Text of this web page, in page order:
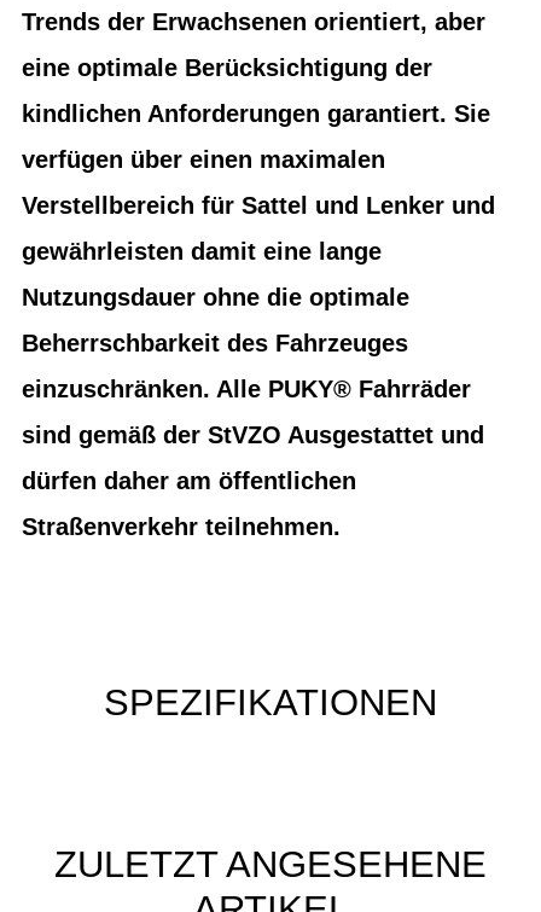
Trends der Erwachsenen orientiert, aber
eine optimale Berücksichtigung der
kindlichen Anforderungen garantiert. Sie
verfügen über einen maximalen
Verstellbereich für Sattel und Lenker und
gewährleisten damit eine lange
Nutzungsdauer ohne die optimale
Beherrschbarkeit des Fahrzeuges
einzuschränken. Alle PUKY® Fahrräder
sind gemäß der StVZO Ausgestattet und
dürfen daher am öffentlichen
Straßenverkehr teilnehmen.
SPEZIFIKATIONEN
ZULETZT ANGESEHENE